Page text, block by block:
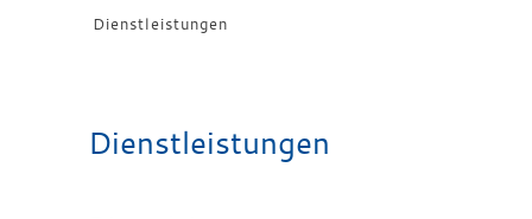
Dienstleistungen
Dienstleistungen